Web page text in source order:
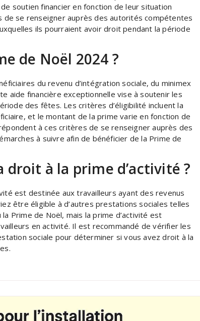
soutien financier en fonction de leur situation
de se renseigner auprès des autorités compétentes
ils pourraient avoir droit pendant la période
de Noël 2024 ?
du revenu d’intégration sociale, du minimex
aide financière exceptionnelle vise à soutenir les
des fêtes. Les critères d’éligibilité incluent la
et le montant de la prime varie en fonction de
à ces critères de se renseigner auprès des
à suivre afin de bénéficier de la Prime de
droit à la prime d’activité ?
est destinée aux travailleurs ayant des revenus
être éligible à d’autres prestations sociales telles
la Prime de Noël, mais la prime d’activité est
en activité. Il est recommandé de vérifier les
sociale pour déterminer si vous avez droit à la